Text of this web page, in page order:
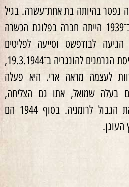
נפטר בהיותה בת אחת־עשרה. בגיל
צעיר הצטרפה לתנועתה. ב־1939 הייתה חברה בפלוגת הכשרה
לבודפשט וסייעה לפליטים
שהגיעו מסלובקיה. אחרי כניסת הגרמנים להונגריה ב־19.3.1944,
לעצמה מראה ארי. היא פעלה
בעלה שמואל, אתו גם הצליחה,
במסגרת ה׳טיול׳, לעבור את הגבול לרומניה. בסוף 1944 הם
העוגן.